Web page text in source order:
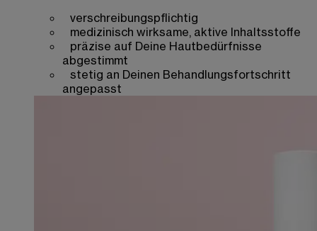
verschreibungspflichtig
medizinisch wirksame, aktive Inhaltsstoffe
präzise auf Deine Hautbedürfnisse
abgestimmt
stetig an Deinen Behandlungsfortschritt
angepasst